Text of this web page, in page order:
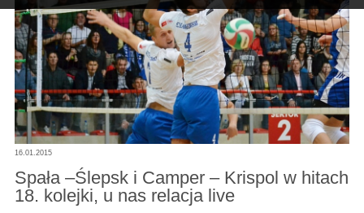
16.01.2015
Spała –Ślepsk i Camper – Krispol w hitach
18. kolejki, u nas relacja live